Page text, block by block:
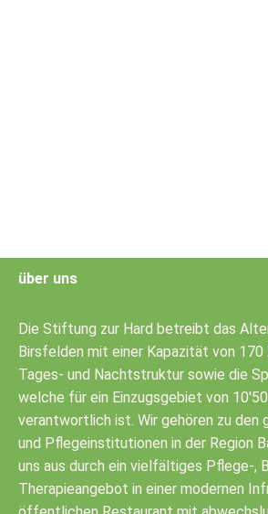
über uns
Die Stiftung zur Hard betreibt das
Birsfelden mit einer Kapazität von 170
Tages- und Nachtstruktur sowie die
welche für ein Einzugsgebiet von
verantwortlich ist. Wir gehören zu den
und Pflegeinstitutionen in der Region
uns aus durch ein vielfältiges Pflege-,
Therapieangebot in einer modernen